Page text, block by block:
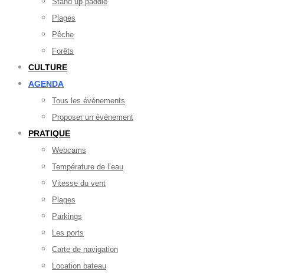
Plages
Pêche
Forêts
CULTURE
AGENDA
Tous les événements
Proposer un événement
PRATIQUE
Webcams
Température de l’eau
Vitesse du vent
Plages
Parkings
Les ports
Carte de navigation
Location bateau